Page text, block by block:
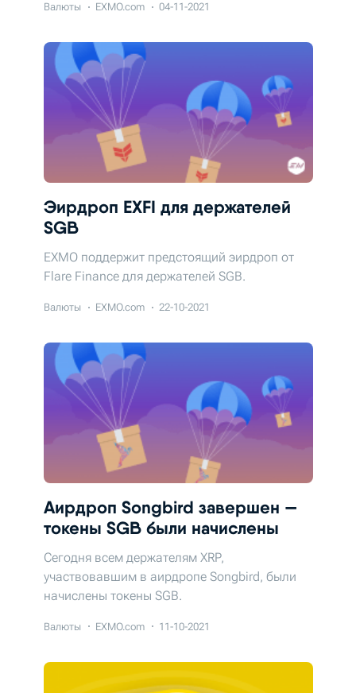
Валюты EXMO.com 04-11-2021
Эирдроп EXFI для держателей
SGB
EXMO поддержит предстоящий эирдроп от
Flare Finance для держателей SGB.
Валюты EXMO.com 22-10-2021
Аирдроп Songbird завершен —
токены SGB были начислены
Сегодня всем держателям XRP,
участвовавшим в аирдропе Songbird, были
начислены токены SGB.
Валюты EXMO.com 11-10-2021